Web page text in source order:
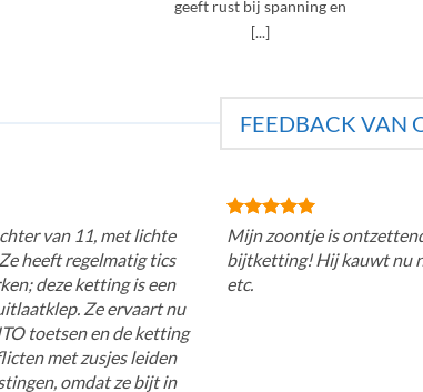
geeft rust bij spanning en
[...]
FEEDBACK VAN
van 11, met lichte
heeft regelmatig tics
deze ketting is een
Ze ervaart nu
toetsen en de ketting
met zusjes leiden
omdat ze bijt in
Mijn zoontje is
bijtketting! Hij kauwt nu
etc.